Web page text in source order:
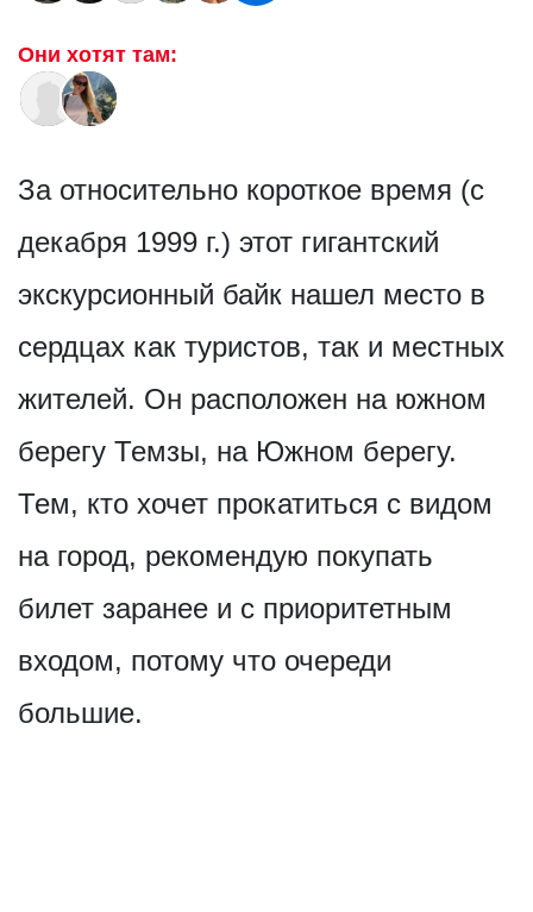
Они хотят там:
За относительно короткое время (с
декабря 1999 г.) этот гигантский
экскурсионный байк нашел место в
сердцах как туристов, так и местных
жителей. Он расположен на южном
берегу Темзы, на Южном берегу.
Тем, кто хочет прокатиться с видом
на город, рекомендую покупать
билет заранее и с приоритетным
входом, потому что очереди
большие.